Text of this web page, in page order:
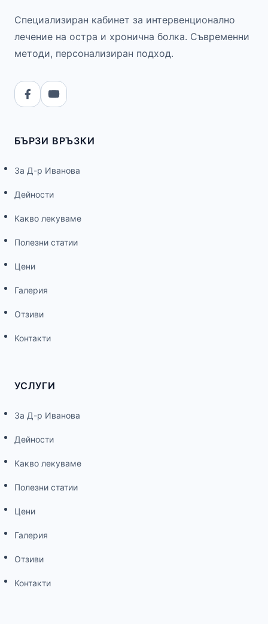
Специализиран кабинет за интервенционално
лечение на остра и хронична болка. Съвременни
методи, персонализиран подход.
БЪРЗИ ВРЪЗКИ
За Д-р Иванова
Дейности
Какво лекуваме
Полезни статии
Цени
Галерия
Отзиви
Контакти
УСЛУГИ
За Д-р Иванова
Дейности
Какво лекуваме
Полезни статии
Цени
Галерия
Отзиви
Контакти